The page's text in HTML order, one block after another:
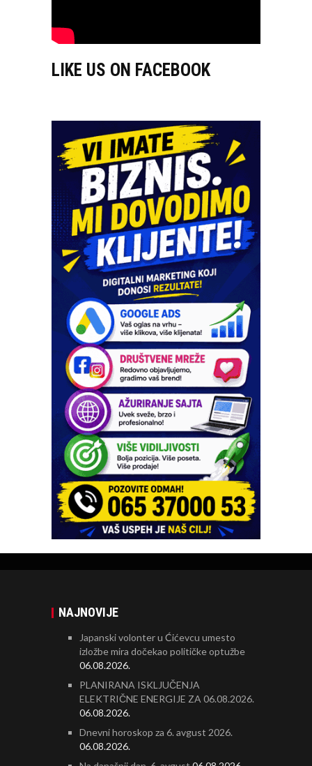
LIKE US ON FACEBOOK
NAJNOVIJE
Japanski volonter u Ćićevcu umesto
izložbe mira dočekao političke optužbe
06.08.2026.
PLANIRANA ISKLJUČENJA
ELEKTRIČNE ENERGIJE ZA 06.08.2026.
06.08.2026.
Dnevni horoskop za 6. avgust 2026.
06.08.2026.